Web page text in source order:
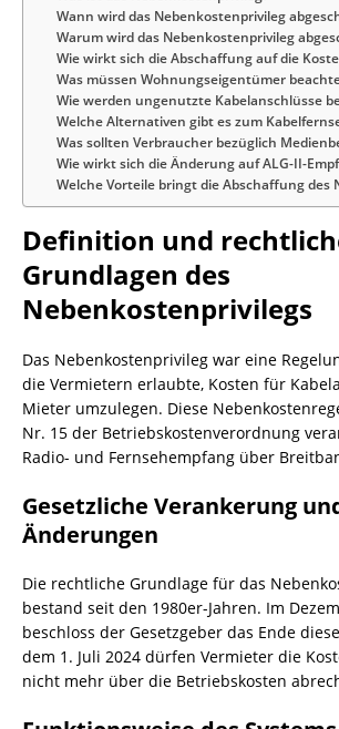
Wann wird das Nebenkostenprivileg
Warum wird das Nebenkostenprivileg
Wie wirkt sich die Abschaffung auf die
Was müssen Wohnungseigentümer
Wie werden ungenutzte Kabelanschlüsse
Welche Alternativen gibt es zum
Was sollten Verbraucher bezüglich
Wie wirkt sich die Änderung auf ALG-II-
Welche Vorteile bringt die Abschaffung des
Definition und
Grundlagen des
Nebenkostenprivilegs
Das Nebenkostenprivileg war eine
die Vermietern erlaubte, Kosten für
Mieter umzulegen. Diese
Nr. 15 der Betriebskostenverordnung
Radio- und Fernsehempfang über
Gesetzliche Verankerung
Änderungen
Die rechtliche Grundlage für das
bestand seit den 1980er-Jahren. Im
beschloss der Gesetzgeber das Ende
dem 1. Juli 2024 dürfen Vermieter die
nicht mehr über die Betriebskosten